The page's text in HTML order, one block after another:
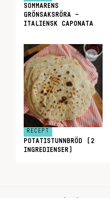
SOMMARENS
GRÖNSAKSRÖRA –
ITALIENSK CAPONATA
RECEPT
POTATISTUNNBRÖD (2
INGREDIENSER)